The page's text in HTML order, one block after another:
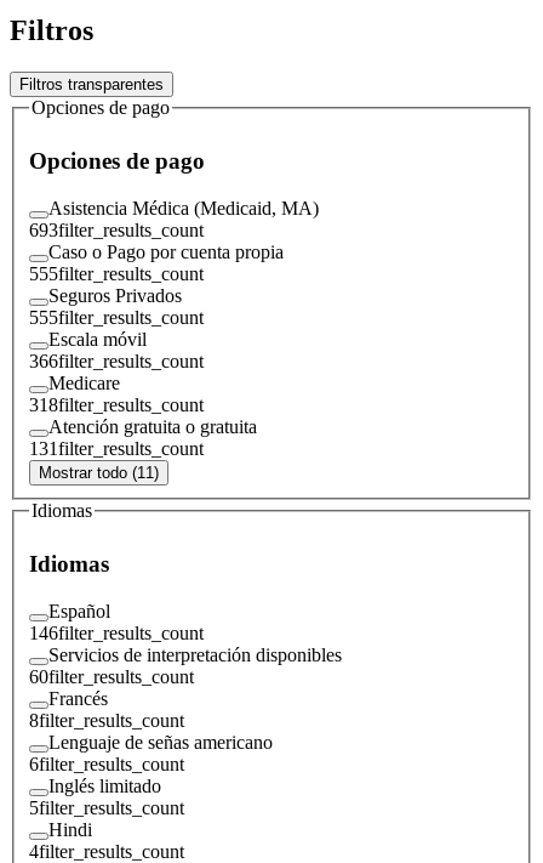
Filtros
Filtros transparentes
Opciones de pago
Opciones de pago
Asistencia Médica (Medicaid, MA)
693filter_results_count
Caso o Pago por cuenta propia
555filter_results_count
Seguros Privados
555filter_results_count
Escala móvil
366filter_results_count
Medicare
318filter_results_count
Atención gratuita o gratuita
131filter_results_count
Mostrar todo (11)
Idiomas
Idiomas
Español
146filter_results_count
Servicios de interpretación disponibles
60filter_results_count
Francés
8filter_results_count
Lenguaje de señas americano
6filter_results_count
Inglés limitado
5filter_results_count
Hindi
4filter_results_count